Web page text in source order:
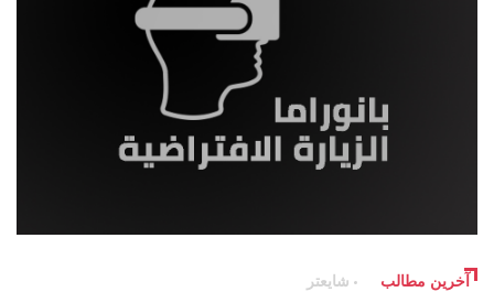
آخرین مطالب شایعتر